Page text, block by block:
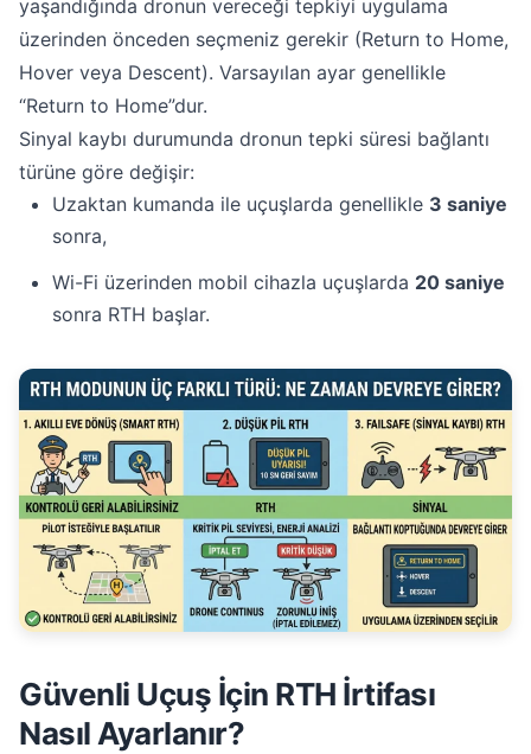
yaşandığında dronun vereceği tepkiyi uygulama
üzerinden önceden seçmeniz gerekir (Return to Home,
Hover veya Descent). Varsayılan ayar genellikle
“Return to Home”dur.
Sinyal kaybı durumunda dronun tepki süresi bağlantı
türüne göre değişir:
Uzaktan kumanda ile uçuşlarda genellikle 3 saniye
sonra,
Wi-Fi üzerinden mobil cihazla uçuşlarda 20 saniye
sonra RTH başlar.
Güvenli Uçuş İçin RTH İrtifası
Nasıl Ayarlanır?